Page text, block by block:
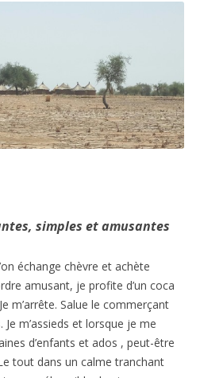
simples et amusantes
échange chèvre et achète
amusant, je profite d’un coca
m’arrête. Salue le commerçant
m’assieds et lorsque je me
d’enfants et ados , peut-être
tout dans un calme tranchant